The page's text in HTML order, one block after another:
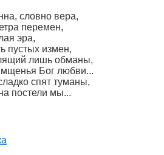
словно вера,
перемен,
эра,
пустых измен,
лишь обманы,
мщенья Бог любви...
спят туманы,
постели мы...